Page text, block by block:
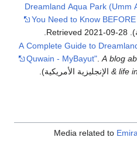
"Dreamland Aqua Park (Umm
You Need to Know
. Retrieved
2021-09-28
"A Complete Guide to
Quwain - MyBayut" .A blog
& life
.